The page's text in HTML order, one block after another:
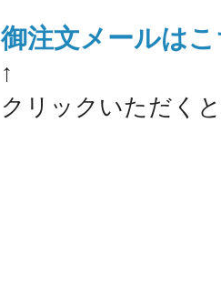
御注文メールは
↑
クリックいただく